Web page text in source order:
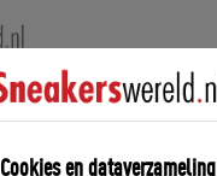
Cookies en dataverzameling